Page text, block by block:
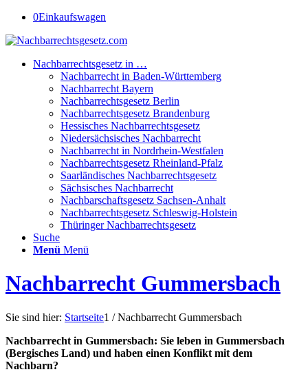
0Einkaufswagen
Nachbarrechtsgesetz in …
Nachbarrecht in Baden-Württemberg
Nachbarrecht Bayern
Nachbarrechtsgesetz Berlin
Nachbarrechtsgesetz Brandenburg
Hessisches Nachbarrechtsgesetz
Niedersächsisches Nachbarrecht
Nachbarrecht in Nordrhein-Westfalen
Nachbarrechtsgesetz Rheinland-Pfalz
Saarländisches Nachbarrechtsgesetz
Sächsisches Nachbarrecht
Nachbarschaftsgesetz Sachsen-Anhalt
Nachbarrechtsgesetz Schleswig-Holstein
Thüringer Nachbarrechtsgesetz
Suche
Menü Menü
Nachbarrecht Gummersbach
Sie sind hier: Startseite1 / Nachbarrecht Gummersbach
Nachbarrecht in Gummersbach: Sie leben in Gummersbach
(Bergisches Land) und haben einen Konflikt mit dem
Nachbarn?